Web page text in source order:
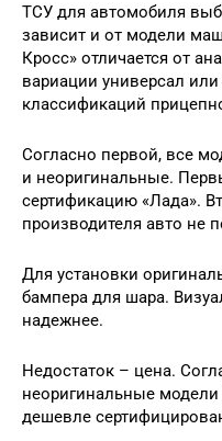
ТСУ для автомобиля
зависит и от модели
Кросс» отличается от
вариации универсал
классификаций
Согласно первой, все
и неоригинальные.
сертификацию «Лада».
производителя авто не
Для установки
бампера для шара.
надежнее.
Недостаток – цена.
неоригинальные
дешевле